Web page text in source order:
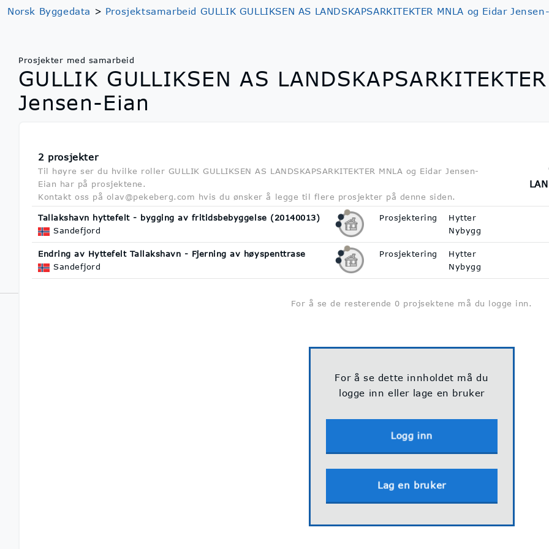
Norsk Byggedata > Prosjektsamarbeid GULLIK GULLIKSEN AS LANDSKAPSARKITEKTER MNLA og Eidar
Prosjekter med samarbeid
GULLIK GULLIKSEN AS
Jensen-Eian
2 prosjekter
Til høyre ser du hvilke roller GULLIK GULLIKSEN AS LANDSKAPSARKITEKTER MNLA og Eidar Jensen-
Eian har på prosjektene.
Kontakt oss på olav@pekeberg.com hvis du ønsker å legge til flere prosjekter på denne siden.
Tallakshavn hyttefelt - bygging av fritidsbebyggelse (20140013)
Sandefjord
Prosjektering
Hytter
Nybygg
Endring av Hyttefelt Tallakshavn - Fjerning av høyspenttrase
Sandefjord
Prosjektering
Hytter
Nybygg
For å se de resterende 0 projsektene må du logge inn.
For å se dette innholdet må du
logge inn eller lage en bruker
Logg inn
Lag en bruker
Norsk Byggedata er Norges største prosjektdatabase med oversikt over byggeprosjekter. Vi hjelper deg å finne ut